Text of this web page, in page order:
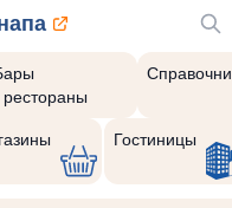
рестораны
Гостиницы